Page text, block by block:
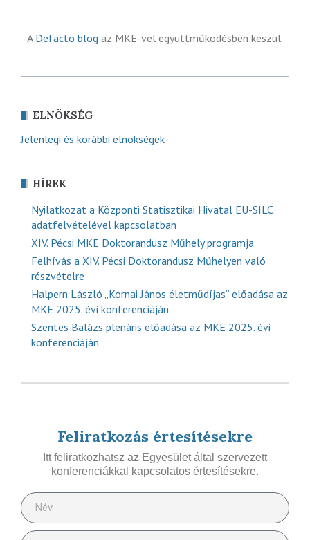
A Defacto blog az MKE-vel együttműködésben készül.
ELNÖKSÉG
Jelenlegi és korábbi elnökségek
HÍREK
Nyilatkozat a Központi Statisztikai Hivatal EU-SILC
adatfelvételével kapcsolatban
XIV. Pécsi MKE Doktorandusz Műhely programja
Felhívás a XIV. Pécsi Doktorandusz Műhelyen való
részvételre
Halpern László „Kornai János életműdíjas” előadása az
MKE 2025. évi konferenciáján
Szentes Balázs plenáris előadása az MKE 2025. évi
konferenciáján
Feliratkozás értesítésekre
Itt feliratkozhatsz az Egyesület által szervezett
konferenciákkal kapcsolatos értesítésekre.